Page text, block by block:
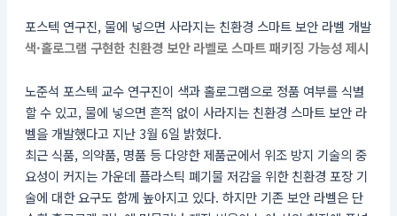
포스텍 연구진, 물에 넣으면 사라지는 친환경 스마트 보안 라벨 개발
색·홀로그램 구현한 친환경 보안 라벨로 스마트 패키징 가능성 제시
노준석 포스텍 교수 연구진이 색과 홀로그램으로 정품 여부를 식별
할 수 있고, 물에 넣으면 흔적 없이 사라지는 친환경 스마트 보안 라
벨을 개발했다고 지난 3월 6일 밝혔다.
최근 식품, 의약품, 명품 등 다양한 제품군에서 위조 방지 기술의 중
요성이 커지는 가운데 플라스틱 폐기물 저감을 위한 친환경 포장 기
술에 대한 요구도 함께 높아지고 있다. 하지만 기존 보안 라벨은 단